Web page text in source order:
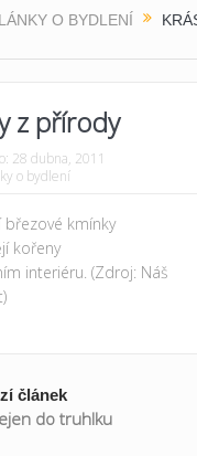
O BYDLENÍ
z přírody
28 dubna, 2011
o bydlení
březové kmínky
kořeny
interiéru. (Zdroj: Náš
článek
do truhlku